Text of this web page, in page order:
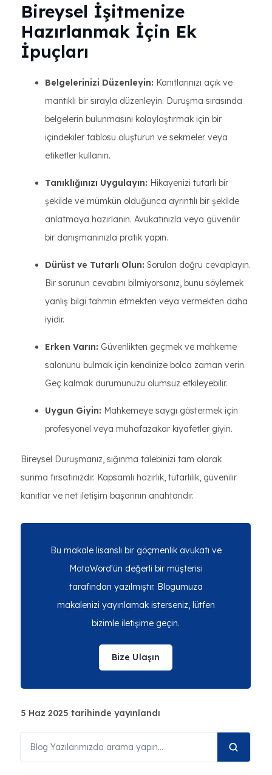
Bireysel İşitmenize
Hazırlanmak İçin Ek
İpuçları
Belgelerinizi Düzenleyin: Kanıtlarınızı açık ve
mantıklı bir sırayla düzenleyin. Duruşma sırasında
belgelerin bulunmasını kolaylaştırmak için bir
içindekiler tablosu oluşturun ve sekmeler veya
etiketler kullanın.
Tanıklığınızı Uygulayın: Hikayenizi tutarlı bir
şekilde ve mümkün olduğunca ayrıntılı bir şekilde
anlatmaya hazırlanın. Avukatınızla veya güvenilir
bir danışmanınızla pratik yapın.
Dürüst ve Tutarlı Olun: Soruları doğru cevaplayın.
Bir sorunun cevabını bilmiyorsanız, bunu söylemek
yanlış bilgi tahmin etmekten veya vermekten daha
iyidir.
Erken Varın: Güvenlikten geçmek ve mahkeme
salonunu bulmak için kendinize bolca zaman verin.
Geç kalmak durumunuzu olumsuz etkileyebilir.
Uygun Giyin: Mahkemeye saygı göstermek için
profesyonel veya muhafazakar kıyafetler giyin.
Bireysel Duruşmanız, sığınma talebinizi tam olarak
sunma fırsatınızdır. Kapsamlı hazırlık, tutarlılık, güvenilir
kanıtlar ve net iletişim başarının anahtarıdır.
Bu makale lisanslı bir göçmenlik avukatı ve
MotaWord'ün değerli bir müşterisi
tarafından yazılmıştır. Blogumuza
makalenizi yayınlamak isterseniz, lütfen
bizimle iletişime geçin.
Bize Ulaşın
5 Haz 2025 tarihinde yayınlandı